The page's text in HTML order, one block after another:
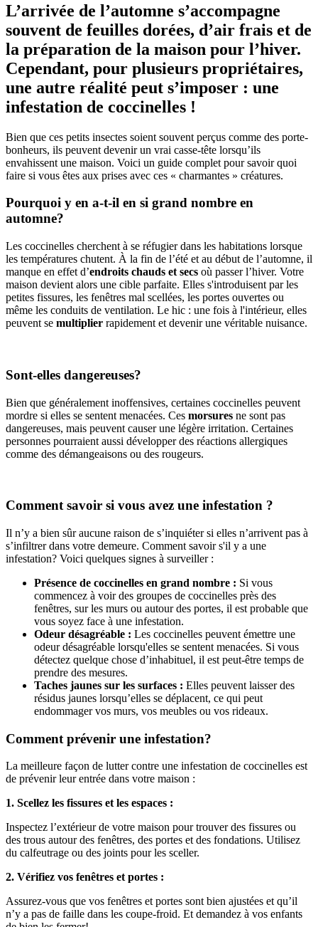
L’arrivée de l’automne s’accompagne
souvent de feuilles dorées, d’air frais et de
la préparation de la maison pour l’hiver.
Cependant, pour plusieurs propriétaires,
une autre réalité peut s’imposer : une
infestation de coccinelles !
Bien que ces petits insectes soient souvent perçus comme des porte-
bonheurs, ils peuvent devenir un vrai casse-tête lorsqu’ils
envahissent une maison. Voici un guide complet pour savoir quoi
faire si vous êtes aux prises avec ces « charmantes » créatures.
Pourquoi y en a-t-il en si grand nombre en
automne?
Les coccinelles cherchent à se réfugier dans les habitations lorsque
les températures chutent. À la fin de l’été et au début de l’automne, il
manque en effet d’endroits chauds et secs où passer l’hiver. Votre
maison devient alors une cible parfaite. Elles s'introduisent par les
petites fissures, les fenêtres mal scellées, les portes ouvertes ou
même les conduits de ventilation. Le hic : une fois à l'intérieur, elles
peuvent se multiplier rapidement et devenir une véritable nuisance.
Sont-elles dangereuses?
Bien que généralement inoffensives, certaines coccinelles peuvent
mordre si elles se sentent menacées. Ces morsures ne sont pas
dangereuses, mais peuvent causer une légère irritation. Certaines
personnes pourraient aussi développer des réactions allergiques
comme des démangeaisons ou des rougeurs.
Comment savoir si vous avez une infestation ?
Il n’y a bien sûr aucune raison de s’inquiéter si elles n’arrivent pas à
s’infiltrer dans votre demeure. Comment savoir s'il y a une
infestation? Voici quelques signes à surveiller :
Présence de coccinelles en grand nombre : Si vous
commencez à voir des groupes de coccinelles près des
fenêtres, sur les murs ou autour des portes, il est probable que
vous soyez face à une infestation.
Odeur désagréable : Les coccinelles peuvent émettre une
odeur désagréable lorsqu'elles se sentent menacées. Si vous
détectez quelque chose d’inhabituel, il est peut-être temps de
prendre des mesures.
Taches jaunes sur les surfaces : Elles peuvent laisser des
résidus jaunes lorsqu’elles se déplacent, ce qui peut
endommager vos murs, vos meubles ou vos rideaux.
Comment prévenir une infestation?
La meilleure façon de lutter contre une infestation de coccinelles est
de prévenir leur entrée dans votre maison :
1. Scellez les fissures et les espaces :
Inspectez l’extérieur de votre maison pour trouver des fissures ou
des trous autour des fenêtres, des portes et des fondations. Utilisez
du calfeutrage ou des joints pour les sceller.
2. Vérifiez vos fenêtres et portes :
Assurez-vous que vos fenêtres et portes sont bien ajustées et qu’il
n’y a pas de faille dans les coupe-froid. Et demandez à vos enfants